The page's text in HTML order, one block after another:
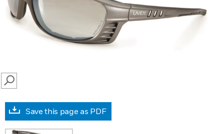
SEARCH
Save this page as PDF